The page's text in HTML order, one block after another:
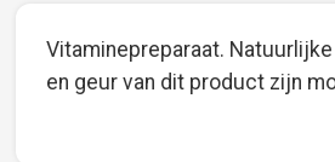
Vitaminepreparaat.
en geur van dit product zijn